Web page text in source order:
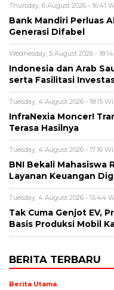
Thursday, 6 August 2026 - 16:41
Bank Mandiri Perluas
Generasi Difabel
Wednesday, 5 August 2026 -
Indonesia dan Arab
serta Fasilitasi
Tuesday, 4 August 2026 - 18:15
InfraNexia Moncer!
Terasa Hasilnya
Tuesday, 4 August 2026 - 17:16
BNI Bekali Mahasiswa
Layanan Keuangan
Tuesday, 4 August 2026 - 15:44
Tak Cuma Genjot EV,
Basis Produksi Mobil
BERITA TERBARU
Berita Utama